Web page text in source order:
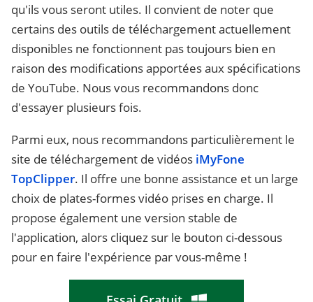
qu'ils vous seront utiles. Il convient de noter que
certains des outils de téléchargement actuellement
disponibles ne fonctionnent pas toujours bien en
raison des modifications apportées aux spécifications
de YouTube. Nous vous recommandons donc
d'essayer plusieurs fois.
Parmi eux, nous recommandons particulièrement le
site de téléchargement de vidéos iMyFone
TopClipper. Il offre une bonne assistance et un large
choix de plates-formes vidéo prises en charge. Il
propose également une version stable de
l'application, alors cliquez sur le bouton ci-dessous
pour en faire l'expérience par vous-même !